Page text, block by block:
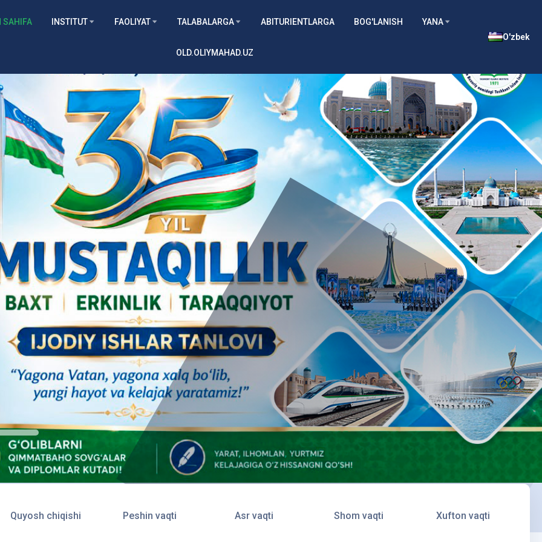
SAHIFA INSTITUT FAOLIYAT TALABALARGA ABITURIENTLARGA BOG'LANISH YANA
OLD.OLIYMAHAD.UZ
O'zbek
Quyosh chiqishi Peshin vaqti Asr vaqti Shom vaqti Xufton vaqti